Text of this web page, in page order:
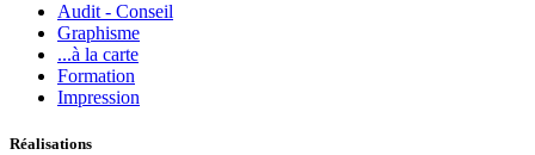
Audit - Conseil
Graphisme
...à la carte
Formation
Impression
Réalisations